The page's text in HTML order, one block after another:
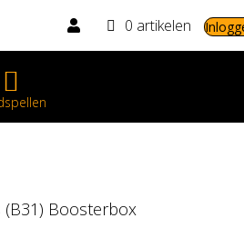
0 artikelen
Boosterbox